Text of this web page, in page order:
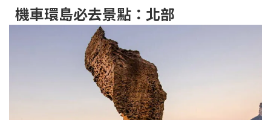
機車環島必去景點：北部